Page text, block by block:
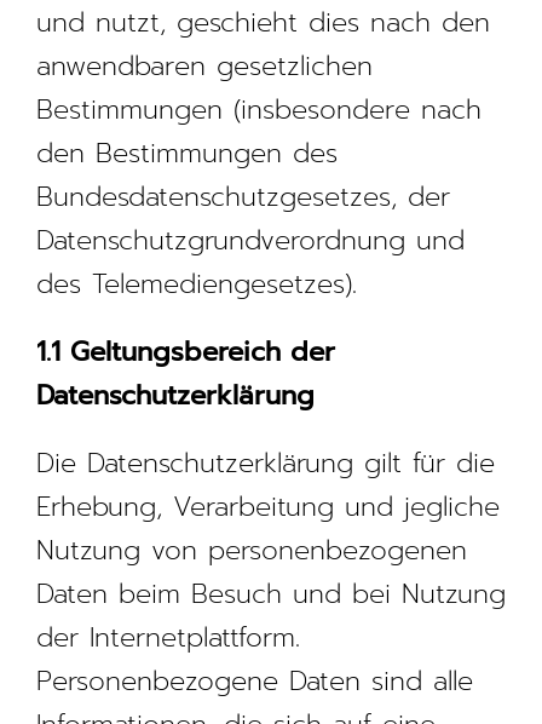
und nutzt, geschieht dies nach den
anwendbaren gesetzlichen
Bestimmungen (insbesondere nach
den Bestimmungen des
Bundesdatenschutzgesetzes, der
Datenschutzgrundverordnung und
des Telemediengesetzes).
1.1 Geltungsbereich der
Datenschutzerklärung
Die Datenschutzerklärung gilt für die
Erhebung, Verarbeitung und jegliche
Nutzung von personenbezogenen
Daten beim Besuch und bei Nutzung
der Internetplattform.
Personenbezogene Daten sind alle